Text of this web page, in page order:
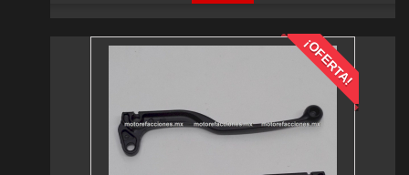
¡OFERTA!